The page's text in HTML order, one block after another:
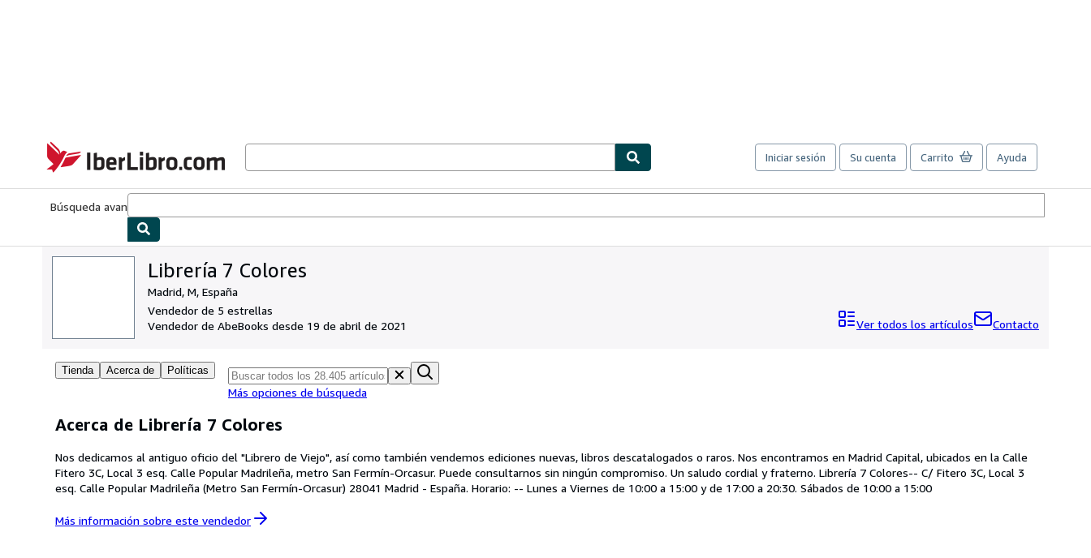
IberLibro.com
Iniciar sesión Su cuenta Carrito Ayuda
Búsqueda avanzada
Librería 7 Colores
Madrid, M, España
Vendedor de 5 estrellas
Vendedor de AbeBooks desde 19 de abril de 2021
Ver todos los artículos Contacto
Tienda Acerca de Políticas
Más opciones de búsqueda
Acerca de Librería 7 Colores
Nos dedicamos al antiguo oficio del "Librero de Viejo", así como también vendemos ediciones nuevas, libros descatalogados o raros. Nos encontramos en Madrid Capital, ubicados en la Calle
Fitero 3C, Local 3 esq. Calle Popular Madrileña, metro San Fermín-Orcasur. Puede consultarnos sin ningún compromiso. Un saludo cordial y fraterno. Librería 7 Colores-- C/ Fitero 3C, Local 3
esq. Calle Popular Madrileña (Metro San Fermín-Orcasur) 28041 Madrid - España. Horario: -- Lunes a Viernes de 10:00 a 15:00 y de 17:00 a 20:30. Sábados de 10:00 a 15:00
Más información sobre este vendedor